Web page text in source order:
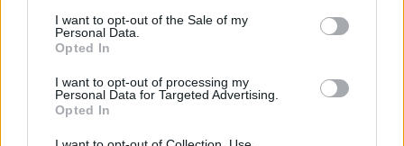
I want to opt-out of the Sale of my
Personal Data.
Opted In
I want to opt-out of processing my
Personal Data for Targeted Advertising.
Opted In